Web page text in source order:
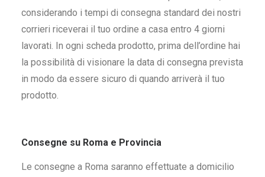
considerando i tempi di consegna standard dei nostri
corrieri riceverai il tuo ordine a casa entro 4 giorni
lavorati. In ogni scheda prodotto, prima dell’ordine hai
la possibilità di visionare la data di consegna prevista
in modo da essere sicuro di quando arriverà il tuo
prodotto.
Consegne su Roma e Provincia
Le consegne a Roma saranno effettuate a domicilio